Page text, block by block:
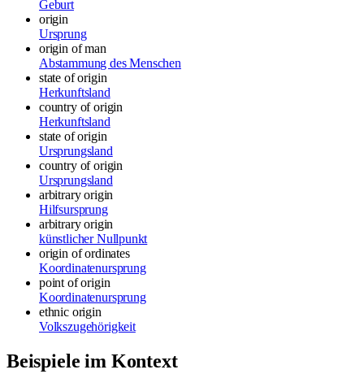
Geburt
origin
Ursprung
origin of man
Abstammung des Menschen
state of origin
Herkunftsland
country of origin
Herkunftsland
state of origin
Ursprungsland
country of origin
Ursprungsland
arbitrary origin
Hilfsursprung
arbitrary origin
künstlicher Nullpunkt
origin of ordinates
Koordinatenursprung
point of origin
Koordinatenursprung
ethnic origin
Volkszugehörigkeit
Beispiele im Kontext